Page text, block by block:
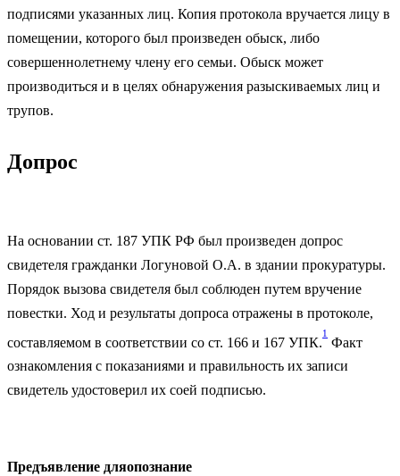
подписями указанных лиц. Копия протокола вручается лицу в
помещении, которого был произведен обыск, либо
совершеннолетнему члену его семьи. Обыск может
производиться и в целях обнаружения разыскиваемых лиц и
трупов.
Допрос
На основании ст. 187 УПК РФ был произведен допрос
свидетеля гражданки Логуновой О.А. в здании прокуратуры.
Порядок вызова свидетеля был соблюден путем вручение
повестки. Ход и результаты допроса отражены в протоколе,
составляемом в соответствии со ст. 166 и 167 УПК.
1
Факт
ознакомления с показаниями и правильность их записи
свидетель удостоверил их соей подписью.
Предъявление дляопознание